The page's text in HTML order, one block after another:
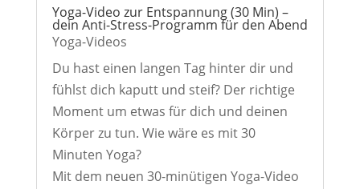
Yoga-Video zur Entspannung (30 Min) –
dein Anti-Stress-Programm für den Abend
Yoga-Videos
Du hast einen langen Tag hinter dir und
fühlst dich kaputt und steif? Der richtige
Moment um etwas für dich und deinen
Körper zu tun. Wie wäre es mit 30
Minuten Yoga?
Mit dem neuen 30-minütigen Yoga-Video